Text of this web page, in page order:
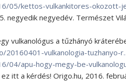
05/kettos-vulkankitores-okozott-
negyedik negyedév. Természet
vulkanológus a tűzhányó
vulkanologia-tuzhanyo-
04/apu-hogy-megy-be-
itt a kérdés! Origo.hu, 2016.